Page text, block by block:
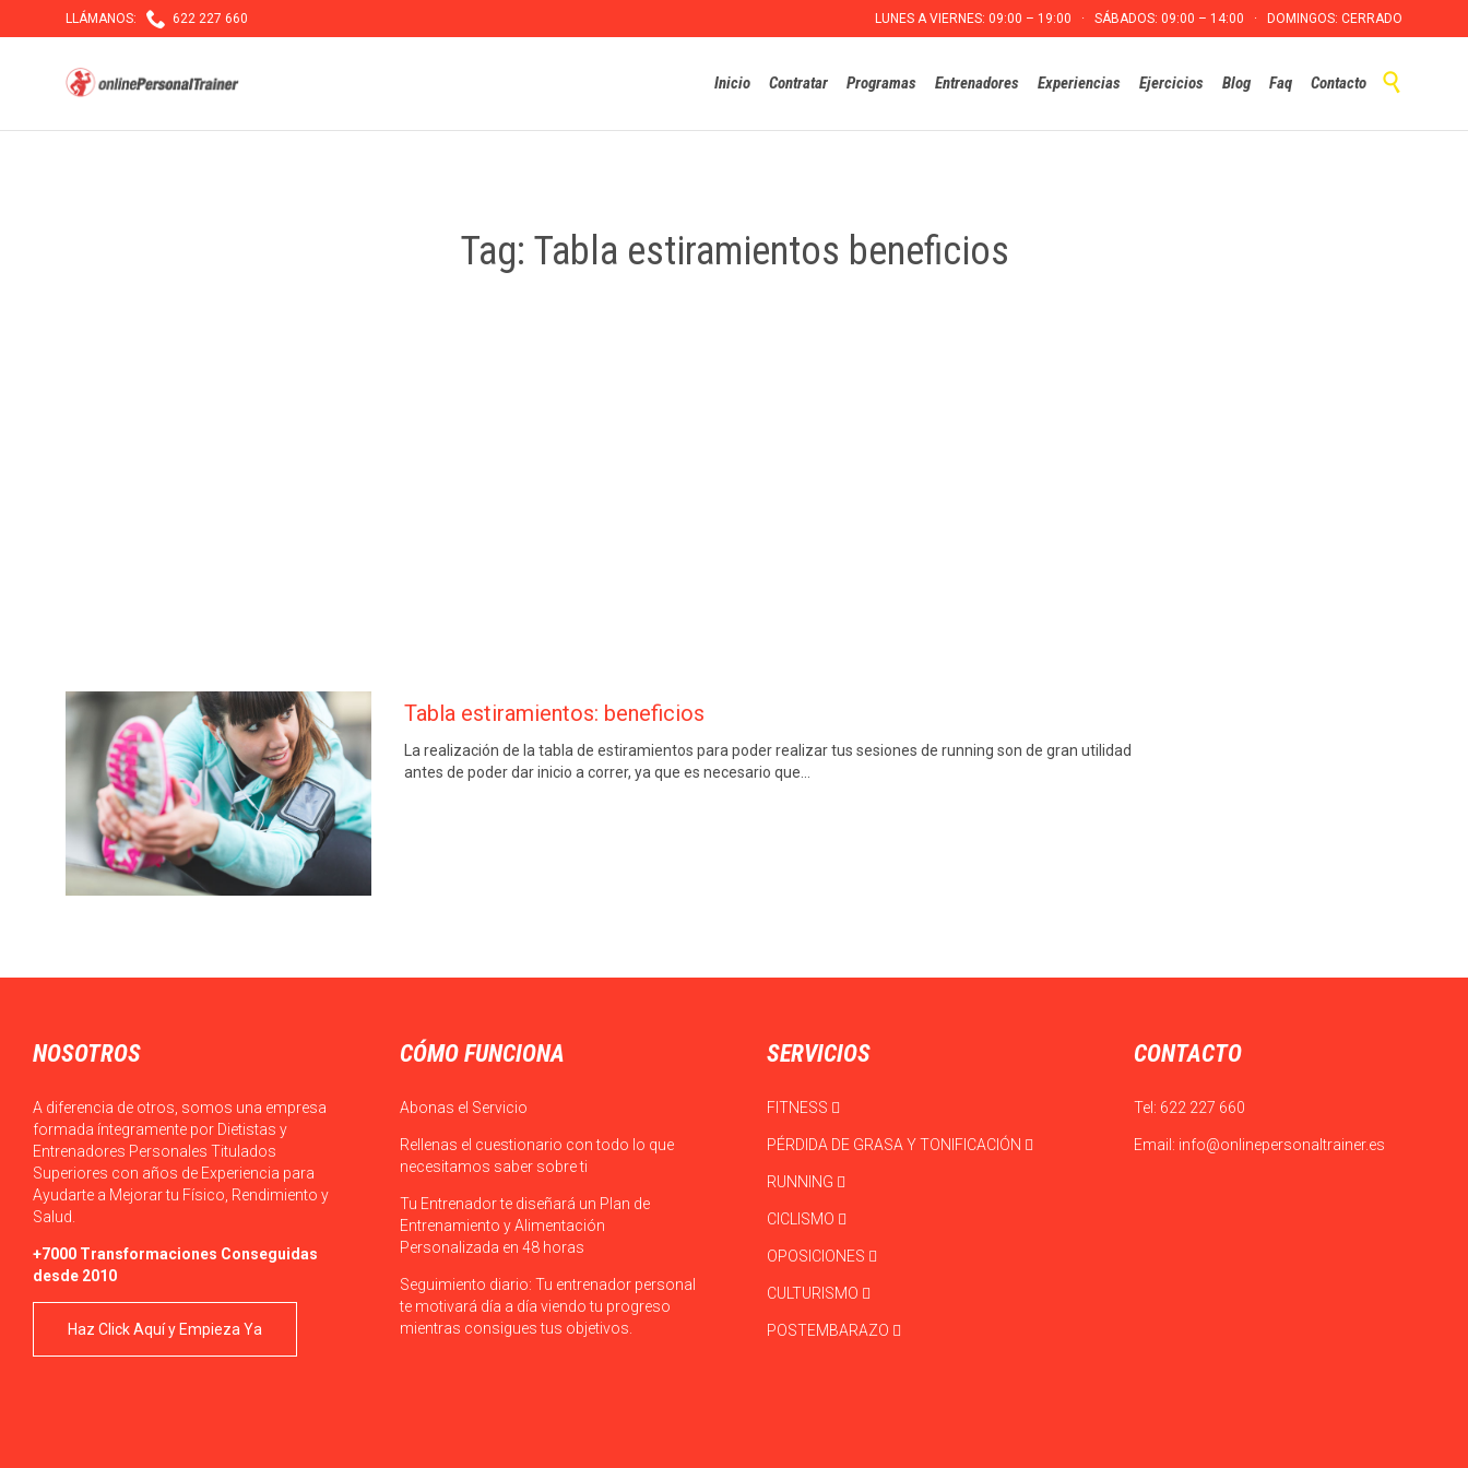
LLÁMANOS:  622 227 660 LUNES A VIERNES: 09:00 – 19:00 · SÁBADOS: 09:00 – 14:00 · DOMINGOS: CERRADO
to
Inicio Contratar Programas Entrenadores Experiencias Ejercicios Blog Faq Contacto 
Tag: Tabla estiramientos beneficios
Tabla estiramientos: beneficios
La realización de la tabla de estiramientos para poder realizar tus sesiones de running son de gran utilidad
antes de poder dar inicio a correr, ya que es necesario que…
NOSOTROS
A diferencia de otros, somos una empresa
formada íntegramente por Dietistas y
Entrenadores Personales Titulados
Superiores con años de Experiencia para
Ayudarte a Mejorar tu Físico, Rendimiento y
Salud.
+7000 Transformaciones Conseguidas
desde 2010
Haz Click Aquí y Empieza Ya
CÓMO FUNCIONA
Abonas el Servicio
Rellenas el cuestionario con todo lo que
necesitamos saber sobre ti
Tu Entrenador te diseñará un Plan de
Entrenamiento y Alimentación
Personalizada en 48 horas
Seguimiento diario: Tu entrenador personal
te motivará día a día viendo tu progreso
mientras consigues tus objetivos.
SERVICIOS
FITNESS
PÉRDIDA DE GRASA Y TONIFICACIÓN
RUNNING
CICLISMO
OPOSICIONES
CULTURISMO
POSTEMBARAZO
CONTACTO
Tel: 622 227 660
Email: info@onlinepersonaltrainer.es